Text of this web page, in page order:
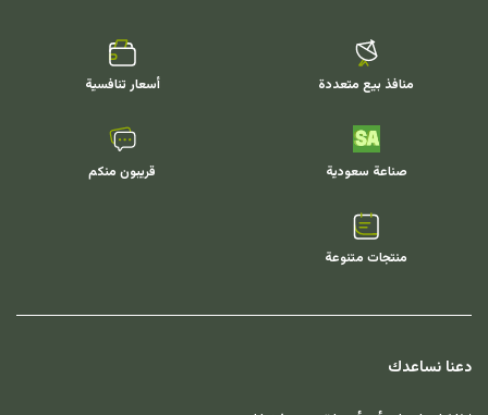
منافذ بيع متعددة أسعار تنافسية
صناعة سعودية قريبون منكم
منتجات متنوعة
دعنا نساعدك